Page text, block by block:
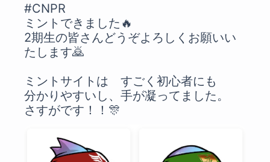
#CNPR
ミントできました🔥
2期生の皆さんどうぞよろしくお願いい
たします🙇
ミントサイトは　すごく初心者にも
分かりやすいし、手が凝ってました。
さすがです！！🎊